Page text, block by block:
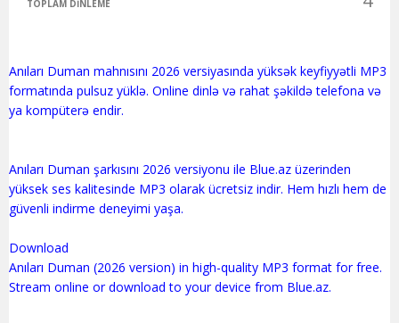
TOPLAM DINLEME
Anıları Duman mahnısını 2026 versiyasında yüksək keyfiyyətli MP3
formatında pulsuz yüklə. Online dinlə və rahat şəkildə telefona və
ya kompüterə endir.
Anıları Duman şarkısını 2026 versiyonu ile Blue.az üzerinden
yüksek ses kalitesinde MP3 olarak ücretsiz indir. Hem hızlı hem de
güvenli indirme deneyimi yaşa.
Download
Anıları Duman (2026 version) in high-quality MP3 format for free.
Stream online or download to your device from Blue.az.